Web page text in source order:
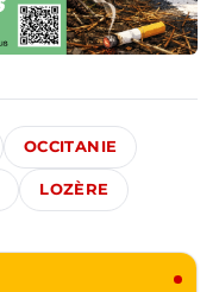
OCCITANIE
LOZÈRE